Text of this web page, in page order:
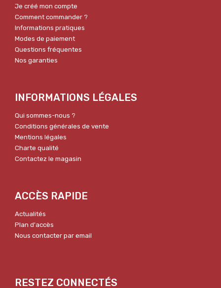
Je créé mon compte
Comment commander ?
Informations pratiques
Modes de paiement
Questions fréquentes
Nos garanties
INFORMATIONS LÉGALES
Qui sommes-nous ?
Conditions générales de vente
Mentions légales
Charte qualité
Contactez le magasin
ACCÈS RAPIDE
Actualités
Plan d'accès
Nous contacter par email